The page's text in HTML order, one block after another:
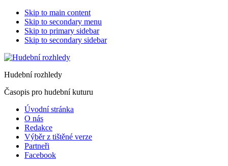
Skip to main content
Skip to secondary menu
Skip to primary sidebar
Skip to secondary sidebar
Hudební rozhledy
Časopis pro hudební kuturu
Úvodní stránka
O nás
Redakce
Výběr z tištěné verze
Partneři
Facebook